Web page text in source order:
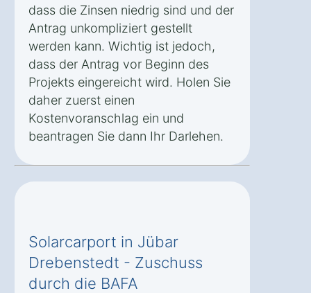
dass die Zinsen niedrig sind und der
Antrag unkompliziert gestellt
werden kann. Wichtig ist jedoch,
dass der Antrag vor Beginn des
Projekts eingereicht wird. Holen Sie
daher zuerst einen
Kostenvoranschlag ein und
beantragen Sie dann Ihr Darlehen.
Solarcarport in Jübar
Drebenstedt - Zuschuss
durch die BAFA